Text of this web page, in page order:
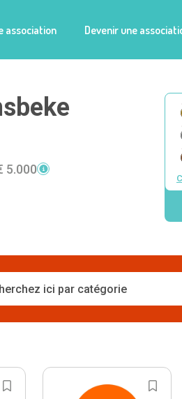
association Devenir une
5.000